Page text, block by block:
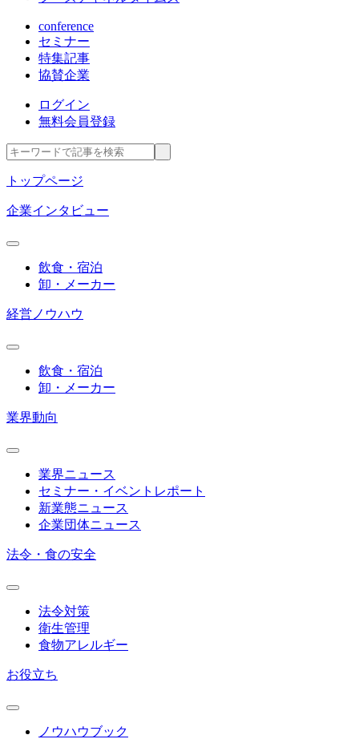
conference
セミナー
特集記事
協賛企業
ログイン
無料会員登録
トップページ
企業インタビュー
飲食・宿泊
卸・メーカー
経営ノウハウ
飲食・宿泊
卸・メーカー
業界動向
業界ニュース
セミナー・イベントレポート
新業態ニュース
企業団体ニュース
法令・食の安全
法令対策
衛生管理
食物アレルギー
お役立ち
ノウハウブック